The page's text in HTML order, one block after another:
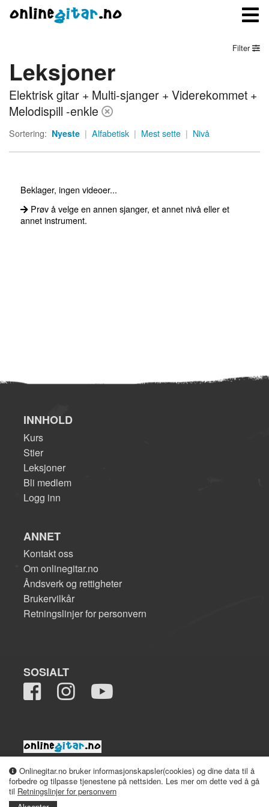
Meny
Logg inn
Bli medlem
Om onlinegitar.no
Filter
Leksjoner
Elektrisk gitar + Multi-sjanger + Viderekommet +
Melodispill -enkle
Sortering: Nyeste | Alfabetisk | Mest sette | Nivå
Beklager, ingen videoer...
Prøv å velge en annen sjanger, et annet nivå eller et
annet instrument.
Onlinegitar.no bruker informasjonskapsler(cookies) og dine data til å
forbedre og tilpasse tjenestene på nettsiden. Les mer om dette ved å gå
til Retningslinjer for personvern
INNHOLD
Kurs
Stier
Leksjoner
Bli medlem
Logg inn
ANNET
Kontakt oss
Om onlinegitar.no
Åndsverk og rettigheter
Brukervilkår
Retningslinjer for personvern
SOSIALT
2008-2026 onlinegitar.no